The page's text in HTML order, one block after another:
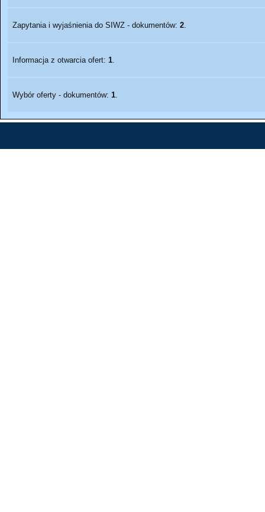
Zapytania i wyjaśnienia do SIWZ - dokumentów: 2
Informacja z otwarcia ofert: 1
Wybór oferty - dokumentów: 1